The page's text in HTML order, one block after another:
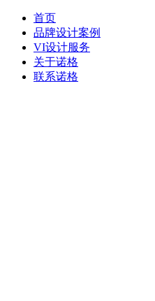
首页
品牌设计案例
VI设计服务
关于诺格
联系诺格